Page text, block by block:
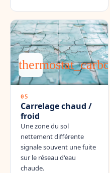
thermostat_carbon
05
Carrelage chaud /
froid
Une zone du sol
nettement différente
signale souvent une fuite
sur le réseau d'eau
chaude.